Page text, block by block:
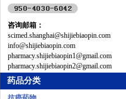
咨询邮箱：
scimed.shanghai@shijiebiaopin.com
info@shijiebiaopin.com
pharmacy.shijiebiaopin1@gmail.com
pharmacy.shijiebiaopin2@gmail.com
药品分类